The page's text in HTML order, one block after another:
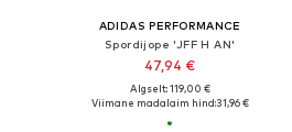
ADIDAS PERFORMANCE
Spordijope 'JFF H AN'
47,94 €
Algselt: 119,00 €
Viimane madalaim hind:31,96 €